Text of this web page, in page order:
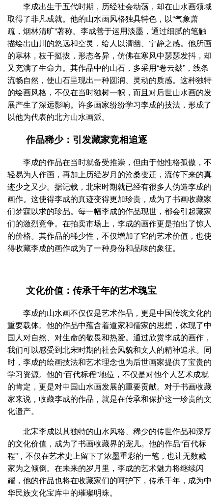
李成出生于五代时期，历经社会动荡，却在山水画领域
取得了非凡成就。他的山水画风格独具特色，以“气象萧
疏，烟林清旷”著称。李成善于运用淡墨，通过细腻的笔触
描绘出山川的悠远和空灵，给人以清幽、宁静之感。他所画
的寒林，枝干挺拔，形态各异，仿佛在寒风中瑟瑟发抖，却
又充满了生命力。其作品中的山石，多采用“卷云皴”，线条
流畅自然，使山石呈现出一种圆润、灵动的质感。这种独特
的绘画风格，不仅在当时独树一帜，而且对后世山水画的发
展产生了深远影响。许多画家纷纷学习李成的技法，形成了
以他为代表的北方山水画派。
作品稀少：引发藏家竞相追逐
李成的作品在当时就备受推崇，但由于他性格孤傲，不
轻易为人作画，再加上历经岁月的沧桑变迁，流传下来的真
迹少之又少。据记载，北宋时期就已经有很多人伪造李成的
画作。这使得李成的真迹变得更加珍贵，成为了书画收藏家
们梦寐以求的珍品。每一幅李成的作品现世，都会引起藏家
们的激烈竞争。在拍卖市场上，李成的画作更是拍出了惊人
的价格。其作品的稀少性，不仅增加了它的艺术价值，也使
得收藏李成的画作成为了一种身份和品味的象征。
文化价值：传承千年的艺术瑰宝
李成的山水画不仅仅是艺术作品，更是中国传统文化的
重要载体。他的作品中蕴含着道家和儒家的思想，体现了中
国人对自然、对生命的敬畏和热爱。通过欣赏李成的画作，
我们可以感受到北宋时期的社会风貌和文人的精神追求。同
时，李成的绘画技法和艺术理念也为后世画家提供了宝贵的
学习资源。他的“百代标程”地位，不仅是对他个人艺术成就
的肯定，更是对中国山水画发展的重要贡献。对于书画收藏
家来说，收藏李成的作品，就是在传承和保护这一珍贵的文
化遗产。
北宋李成以其独特的山水风格、稀少的传世作品和深厚
的文化价值，成为了书画收藏界的宠儿。他的作品“百代标
程”，不仅在艺术史上留下了浓墨重彩的一笔，也让无数藏
家为之倾倒。在未来的岁月里，李成的艺术魅力将继续闪
耀，他的作品也将在收藏家们的呵护下，传承千年，成为中
华民族文化宝库中的璀璨明珠。